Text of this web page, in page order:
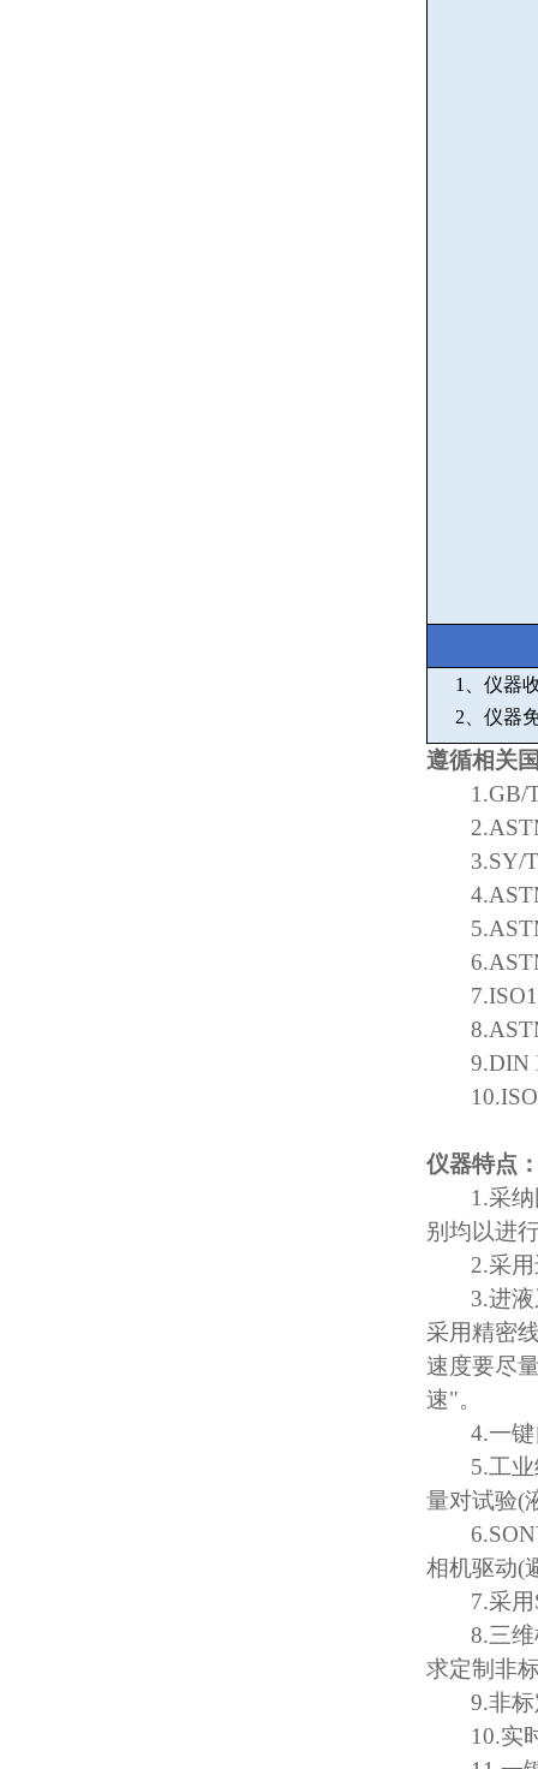
1
、仪器
2 、仪器
遵循相关
1.GB/
3.SY/
9.DIN
仪器特点
1.采
别均以进
2.采
3.进
采用精密
速度要尽
速"。
4.一
5.工
量对试验(
相机驱动(
7.采用
8.三
求定制非
9.非
10.实